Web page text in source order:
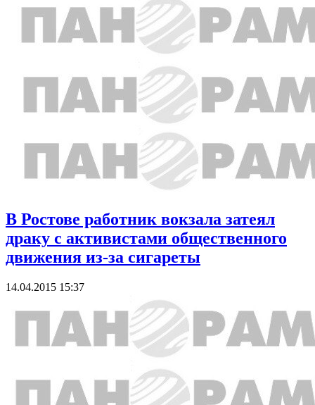
В Ростове работник вокзала затеял
драку с активистами общественного
движения из-за сигареты
14.04.2015 15:37